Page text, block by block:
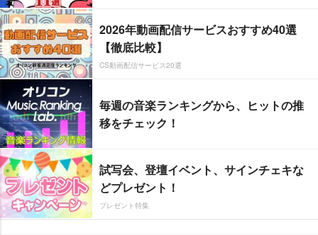
2026年動画配信サービスおすすめ40選
【徹底比較】
CS動画配信サービス20選
毎週の音楽ランキングから、ヒットの推
移をチェック！
試写会、登壇イベント、サインチェキな
どプレゼント！
プレゼント特集